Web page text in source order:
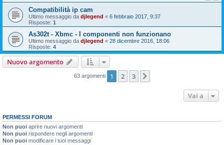
Compatibilità ip cam
Ultimo messaggio da djlegend « 6 febbraio 2017, 9:37
Risposte: 1
As302t - Xbmc - I componenti non funzionano
Ultimo messaggio da djlegend « 28 dicembre 2016, 18:06
Risposte: 4
Nuovo argomento
63 argomenti 1 2 3
Vai a
PERMESSI FORUM
Non puoi aprire nuovi argomenti
Non puoi rispondere negli argomenti
Non puoi modificare i tuoi messaggi